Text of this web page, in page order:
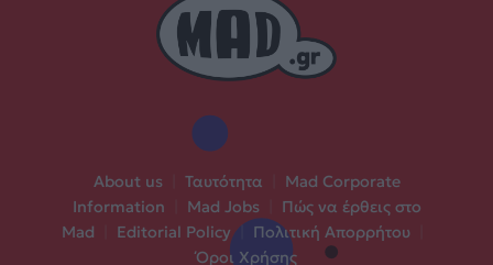
About us Ταυτότητα
Mad Corporate
Information
Mad Jobs
Πώς να έρθεις στο
Mad
Editorial Policy | Πολιτική Απορρήτου
Όροι Χρήσης